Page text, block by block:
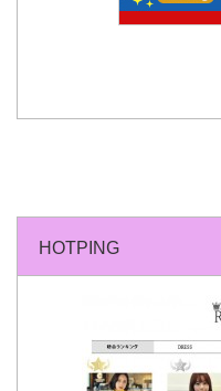
HOTPING